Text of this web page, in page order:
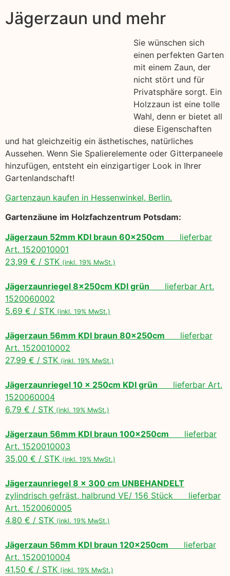
Jägerzaun und mehr
Sie wünschen sich
einen perfekten Garten
mit einem Zaun, der
nicht stört und für
Privatsphäre sorgt. Ein
Holzzaun ist eine tolle
Wahl, denn er bietet all
diese Eigenschaften
und hat gleichzeitig ein ästhetisches, natürliches
Aussehen. Wenn Sie Spalierelemente oder Gitterpaneele
hinzufügen, entsteht ein einzigartiger Look in Ihrer
Gartenlandschaft!
Gartenzaun kaufen in Hessenwinkel, Berlin.
Gartenzäune im Holzfachzentrum Potsdam:
Jägerzaun 52mm KDI braun 60x250cm lieferbar
Art. 1520010001
23,99 € / STK (inkl. 19% MwSt.)
Jägerzaunriegel 8x250cm KDI grün lieferbar Art.
1520060002
5,69 € / STK (inkl. 19% MwSt.)
Jägerzaun 56mm KDI braun 80x250cm lieferbar
Art. 1520010002
27,99 € / STK (inkl. 19% MwSt.)
Jägerzaunriegel 10 x 250cm KDI grün lieferbar Art.
1520060004
6,79 € / STK (inkl. 19% MwSt.)
Jägerzaun 56mm KDI braun 100x250cm lieferbar
Art. 1520010003
35,00 € / STK (inkl. 19% MwSt.)
Jägerzaunriegel 8 x 300 cm UNBEHANDELT
zylindrisch gefräst, halbrund VE/ 156 Stück lieferbar
Art. 1520060005
4,80 € / STK (inkl. 19% MwSt.)
Jägerzaun 56mm KDI braun 120x250cm lieferbar
Art. 1520010004
41,50 € / STK (inkl. 19% MwSt.)